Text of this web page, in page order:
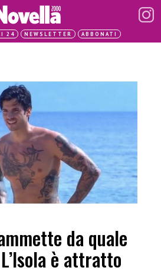
24 NEWSLETTER ABBONATI
da quale
è attratto